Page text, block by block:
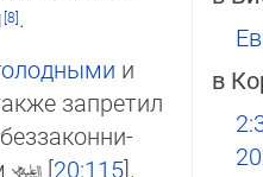
в
.
и
запретил
[20:115].